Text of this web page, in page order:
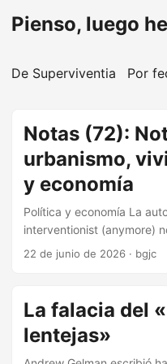
Pienso, luego
De Superviventia Por
Notas (72):
urbanismo,
y economía
Política y economía La
interventionist (anymore)
cayó del caballo. Nótese
hay que recordar algo
Luis Garicano es su
«coaliciones
22 de junio de 2026 · bgjc
La falacia del
lentejas»